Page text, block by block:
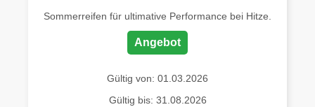
Sommerreifen für ultimative Performance bei Hitze.
Angebot
Gültig von: 01.03.2026
Gültig bis: 31.08.2026